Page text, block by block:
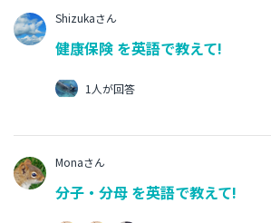
Shizukaさん
健康保険 を英語で教えて!
1人が回答
Monaさん
分子・分母 を英語で教えて!